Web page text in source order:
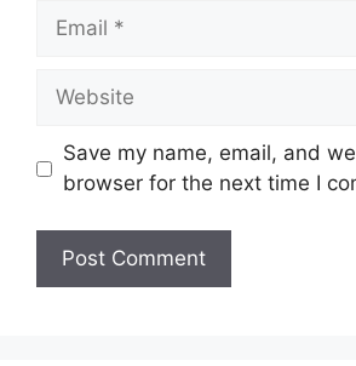
Email
Website
Save my name, email, and
browser for the next time I